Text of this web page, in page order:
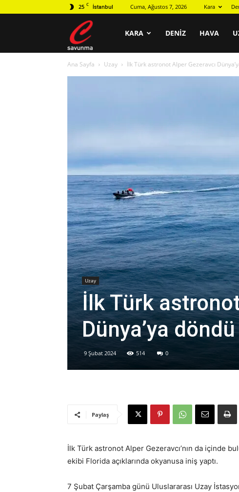
25 C İstanbul Cuma, Ağustos 7, 2026 Kara
KARA DENIZ HAVA
Ana Sayfa Uzay İlk Türk astronot Alper Gezeravcı
Uzay
İlk Türk
Dünya’ya döndü
9 Şubat 2024 514 0
Paylaş
İlk Türk astronot Alper Gezeravcı’nın da içinde
ekibi Florida açıklarında okyanusa iniş yaptı.
7 Şubat Çarşamba günü Uluslararası Uzay